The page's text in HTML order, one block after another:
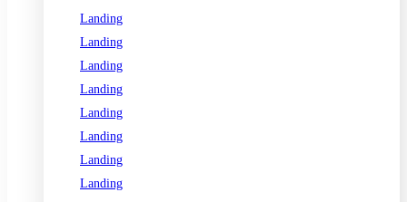
Landing
Landing
Landing
Landing
Landing
Landing
Landing
Landing